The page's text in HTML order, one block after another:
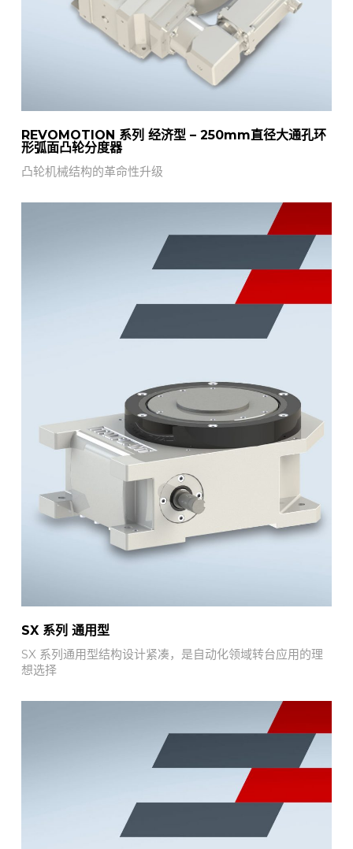
REVOMOTION 系列 经济型 – 250mm直径大通孔环
形弧面凸轮分度器
凸轮机械结构的革命性升级
SX 系列 通用型
SX 系列通用型结构设计紧凑，是自动化领域转台应用的理
想选择